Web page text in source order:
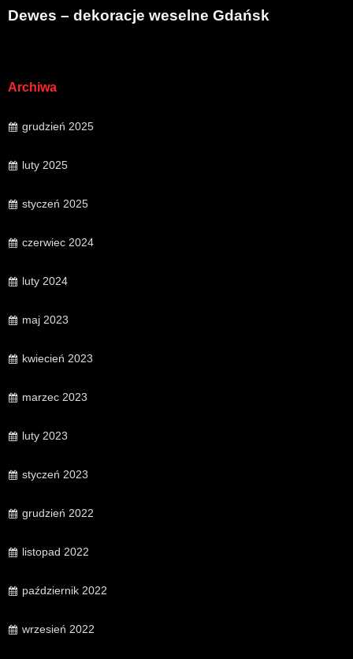
Dewes – dekoracje weselne Gdańsk
Archiwa
grudzień 2025
luty 2025
styczeń 2025
czerwiec 2024
luty 2024
maj 2023
kwiecień 2023
marzec 2023
luty 2023
styczeń 2023
grudzień 2022
listopad 2022
październik 2022
wrzesień 2022